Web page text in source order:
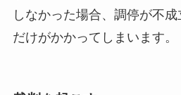
しなかった場合、調停が不
だけがかかってしまいます。